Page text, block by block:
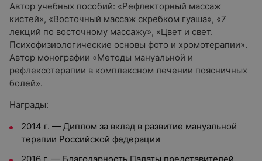
Автор учебных пособий: «Рефлекторный массаж
кистей», «Восточный массаж скребком гуаша», «7
лекций по восточному массажу», «Цвет и свет.
Психофизиологические основы фото и хромотерапии».
Автор монографии «Методы мануальной и
рефлексотерапии в комплексном лечении поясничных
болей».
Награды:
2014 г. — Диплом за вклад в развитие мануальной
терапии Российской федерации